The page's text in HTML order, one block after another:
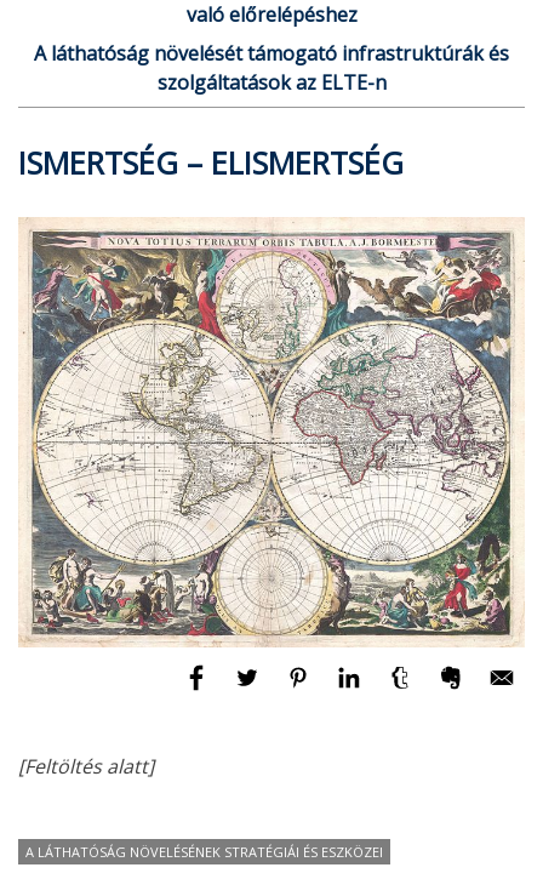
való előrelépéshez
A láthatóság növelését támogató infrastruktúrák és
szolgáltatások az ELTE-n
ISMERTSÉG – ELISMERTSÉG
[Feltöltés alatt]
A LÁTHATÓSÁG NÖVELÉSÉNEK STRATÉGIÁI ÉS ESZKÖZEI